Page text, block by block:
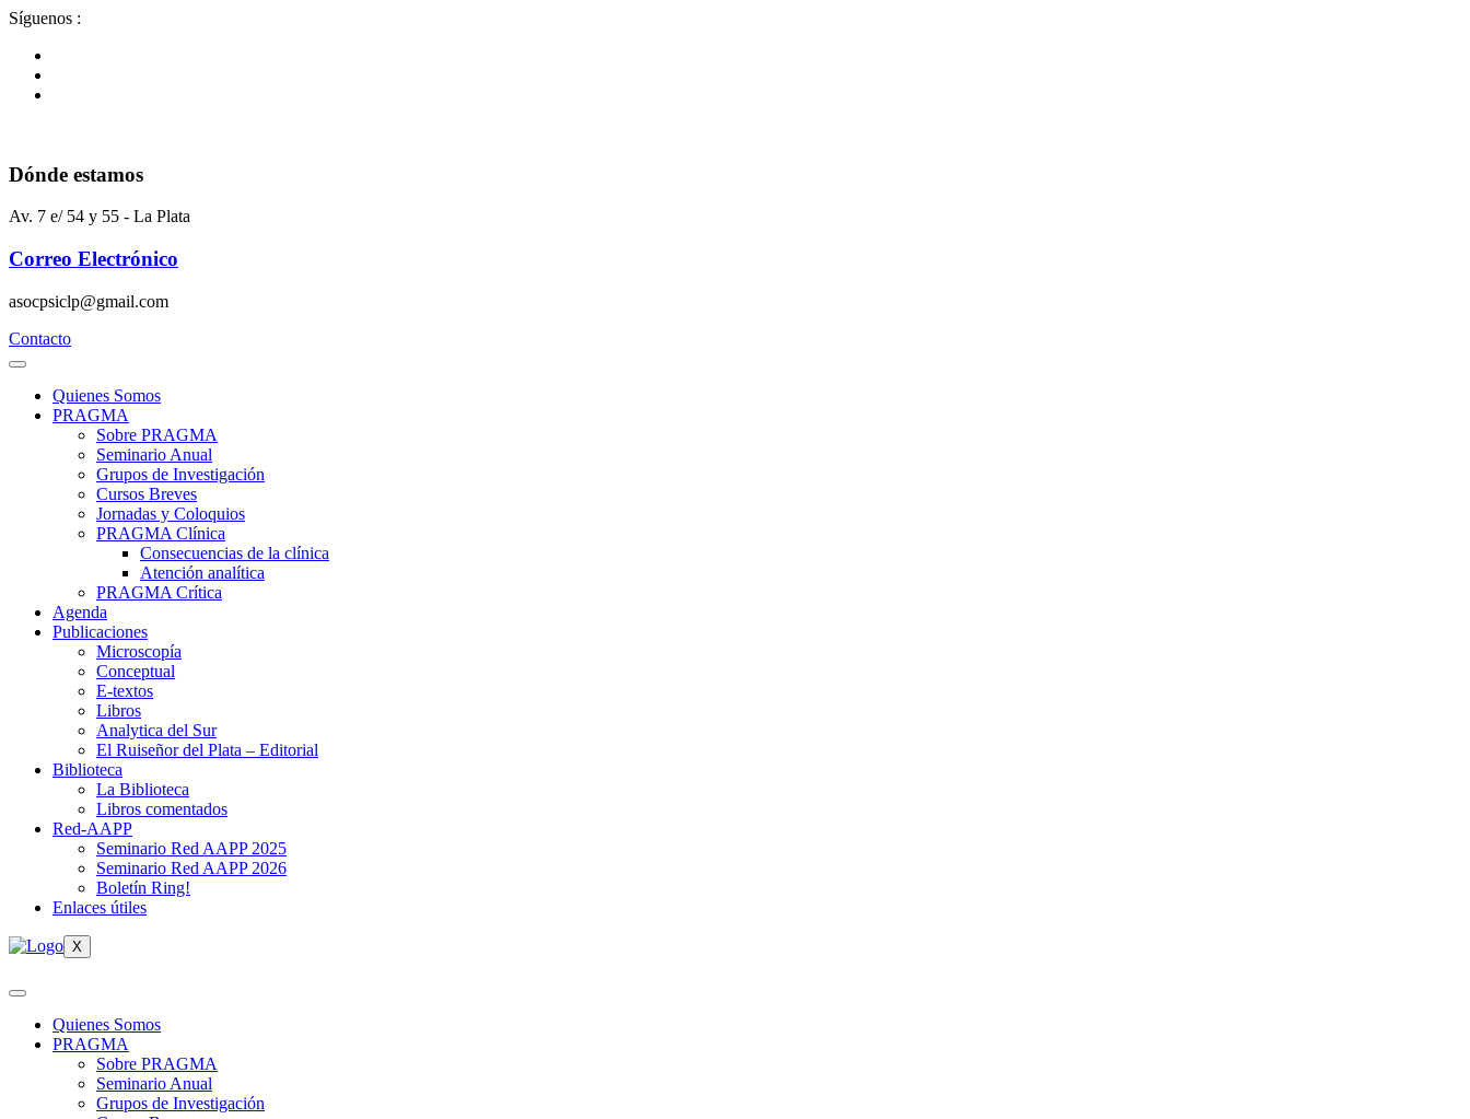
Ir
contenido
Síguenos :
Dónde estamos
Av. 7 e/ 54 y 55 - La Plata
Correo Electrónico
asocpsiclp@gmail.com
Contacto
Quienes Somos
PRAGMA
Sobre PRAGMA
Seminario Anual
Grupos de Investigación
Cursos Breves
Jornadas y Coloquios
PRAGMA Clínica
Consecuencias de la clínica
Atención analítica
PRAGMA Crítica
Agenda
Publicaciones
Microscopía
Conceptual
E-textos
Libros
Analytica del Sur
El Ruiseñor del Plata – Editorial
Biblioteca
La Biblioteca
Libros comentados
Red-AAPP
Seminario Red AAPP 2025
Seminario Red AAPP 2026
Boletín Ring!
Enlaces útiles
X
Quienes Somos
PRAGMA
Sobre PRAGMA
Seminario Anual
Grupos de Investigación